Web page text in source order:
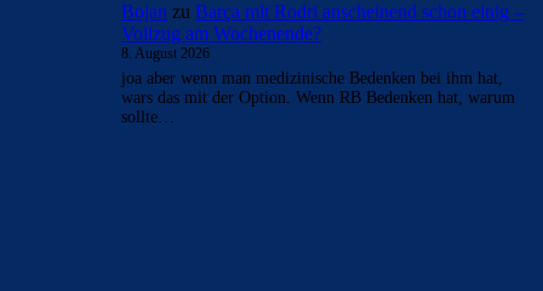
Bojan zu Barça mit Rodri anscheinend schon einig –
Vollzug am Wochenende?
8. August 2026
joa aber wenn man medizinische Bedenken bei ihm hat,
wars das mit der Option. Wenn RB Bedenken hat, warum
sollte…